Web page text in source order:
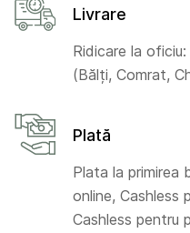
Livrare
Ridicare la
(Bălți, Comrat,
Plată
Plata la primirea
online, Cashless
Cashless pentru